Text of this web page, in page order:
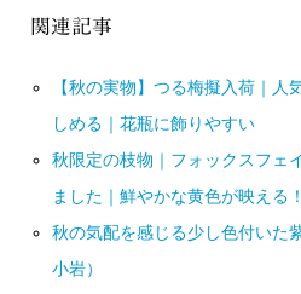
関連記事
【秋の実物】つる梅擬入荷｜
しめる｜花瓶に飾りやすい
秋限定の枝物｜フォックスフェ
ました｜鮮やかな黄色が映える！
秋の気配を感じる少し色付いた
小岩）